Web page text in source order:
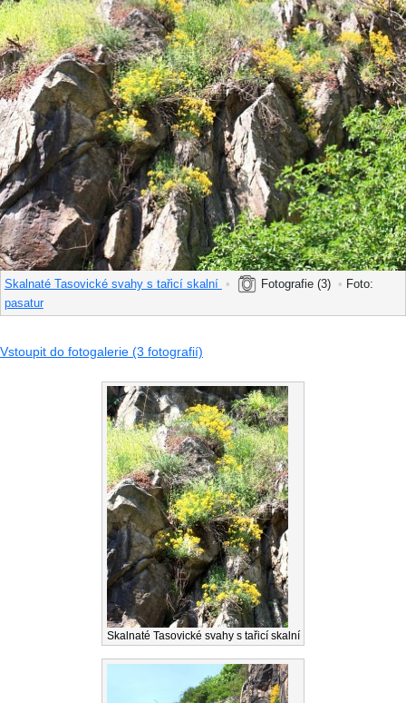
Skalnaté Tasovické svahy s tařicí skalní • Fotografie (3) • Foto:
pasatur
Vstoupit do fotogalerie (3 fotografií)
Skalnaté Tasovické svahy s tařicí skalní